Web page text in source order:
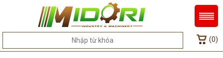
(0)